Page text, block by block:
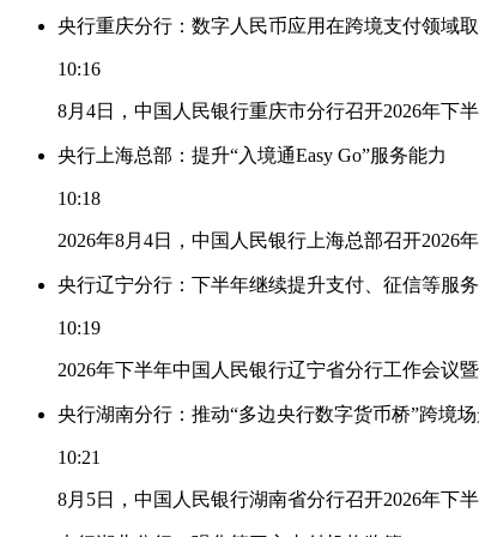
央行重庆分行：数字人民币应用在跨境支付领域
10:16
8月4日，中国人民银行重庆市分行召开2026年下
央行上海总部：提升“入境通Easy Go”服务能力
10:18
2026年8月4日，中国人民银行上海总部召开2026
央行辽宁分行：下半年继续提升支付、征信等服
10:19
2026年下半年中国人民银行辽宁省分行工作会议
央行湖南分行：推动“多边央行数字货币桥”跨境
10:21
8月5日，中国人民银行湖南省分行召开2026年下